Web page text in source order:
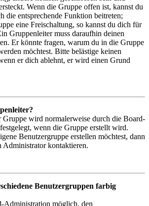
Wenn die Gruppe offen ist, kannst du
die entsprechende Funktion beitreten;
eine Freischaltung, so kannst du dich für
Gruppenleiter muss daraufhin deinen
Er könnte fragen, warum du in die Gruppe
möchtest. Bitte belästige keinen
er dich ablehnt, er wird einen Grund
Gruppe wird normalerweise durch die Board-
wenn die Gruppe erstellt wird.
Benutzergruppe erstellen möchtest, dann
Administrator kontaktieren.
Benutzergruppen farbig
Administration möglich, den